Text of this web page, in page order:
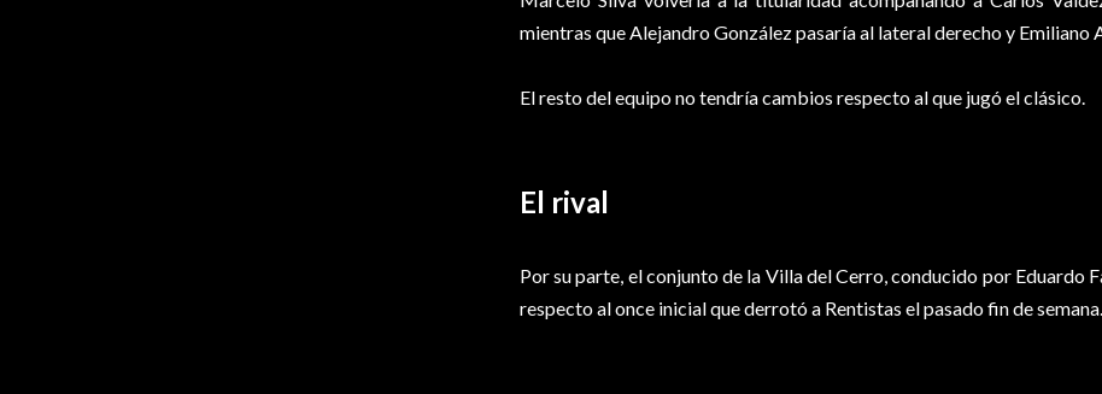
mientras que Alejandro González pasaría al lateral derecho y Emiliano
El resto del equipo no tendría cambios respecto al que jugó el clásico.
El rival
Por su parte, el conjunto de la Villa del Cerro, conducido por Eduardo
respecto al once inicial que derrotó a Rentistas el pasado fin de semana.